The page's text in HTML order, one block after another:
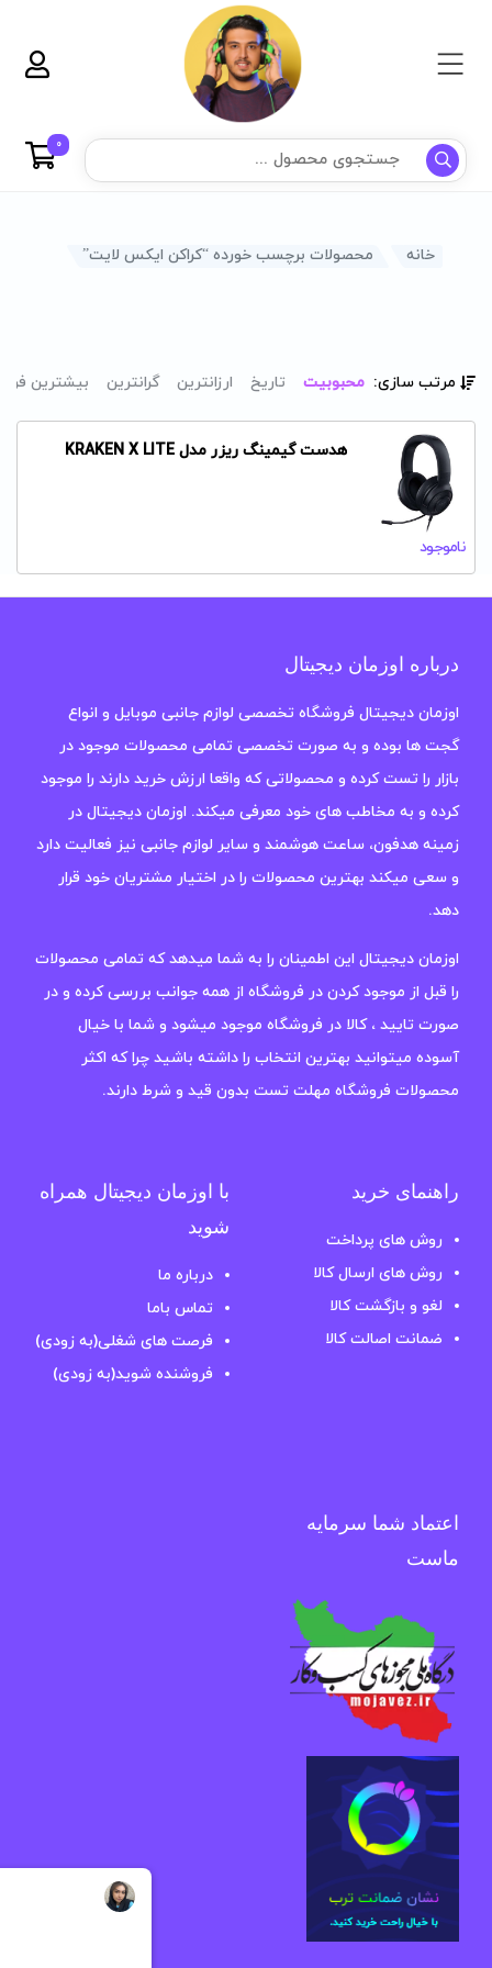
0
خانه محصولات برچسب خورده “کراکن ایکس لایت”
مرتب سازی: محبوبیت تاریخ ارزانترین گرانترین بیشترین
هدست گیمینگ ریزر مدل KRAKEN X LITE
ناموجود
درباره اوزمان دیجیتال
اوزمان دیجیتال فروشگاه تخصصی لوازم جانبی موبایل و انواع
گجت ها بوده و به صورت تخصصی تمامی محصولات موجود در
بازار را تست کرده و محصولاتی که واقعا ارزش خرید دارند را موجود
کرده و به مخاطب های خود معرفی میکند. اوزمان دیجیتال در
زمینه هدفون، ساعت هوشمند و سایر لوازم جانبی نیز فعالیت دارد
و سعی میکند بهترین محصولات را در اختیار مشتریان خود قرار
دهد.
اوزمان دیجیتال این اطمینان را به شما میدهد که تمامی محصولات
را قبل از موجود کردن در فروشگاه از همه جوانب بررسی کرده و در
صورت تایید ، کالا در فروشگاه موجود میشود و شما با خیال
آسوده میتوانید بهترین انتخاب را داشته باشید چرا که اکثر
محصولات فروشگاه مهلت تست بدون قید و شرط دارند.
راهنمای خرید
روش های پرداخت
روش های ارسال کالا
لغو و بازگشت کالا
ضمانت اصالت کالا
با اوزمان دیجیتال همراه
شوید
درباره ما
تماس باما
فرصت های شغلی(به زودی)
فروشنده شوید(به زودی)
اعتماد شما سرمایه
ماست